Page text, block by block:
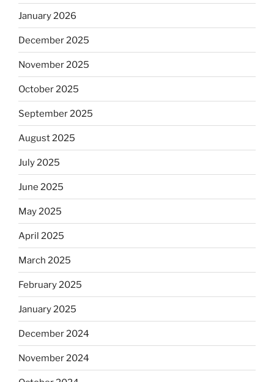
January 2026
December 2025
November 2025
October 2025
September 2025
August 2025
July 2025
June 2025
May 2025
April 2025
March 2025
February 2025
January 2025
December 2024
November 2024